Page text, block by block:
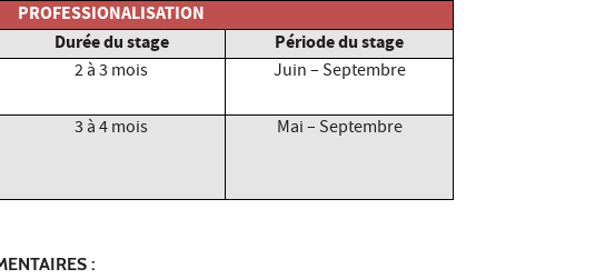
PROFESSIONALISATION
Durée du stage
Période du stage
2 à 3 mois Juin – Septembre
3 à 4 mois Mai – Septembre
: